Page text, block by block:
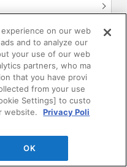
〉
on our web
and to analyze our
your use of our web
partners, who ma
that you have provi
from your use
Settings] to custo
website.
Privacy Poli
OK